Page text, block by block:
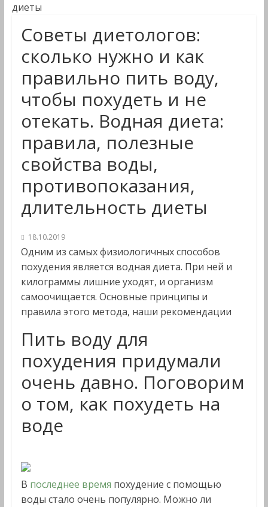
диеты
Советы диетологов:
сколько нужно и как
правильно пить воду,
чтобы похудеть и не
отекать. Водная диета:
правила, полезные
свойства воды,
противопоказания,
длительность диеты
18.10.2019
Одним из самых физиологичных способов
похудения является водная диета. При ней и
килограммы лишние уходят, и организм
самоочищается. Основные принципы и
правила этого метода, наши рекомендации
Пить воду для
похудения придумали
очень давно. Поговорим
о том, как похудеть на
воде
В последнее время похудение с помощью
воды стало очень популярно. Можно ли